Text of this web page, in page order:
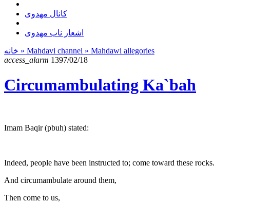
کانال مهدوی
اشعار ناب مهدوی
» Mahdavi channel » Mahdawi allegories
access_alarm 1397/02/18
Circumambulating Ka`bah
Imam Baqir (pbuh) stated:
Indeed, people have been instructed to; come toward these rocks.
And circumambulate around them,
Then come to us,